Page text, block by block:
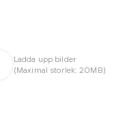
Ladda upp bilder
(Maximal storlek: 20MB)